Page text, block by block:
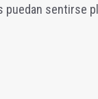
puedan sentirse